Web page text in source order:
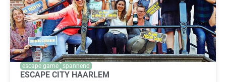
escape game spannend
ESCAPE CITY HAARLEM